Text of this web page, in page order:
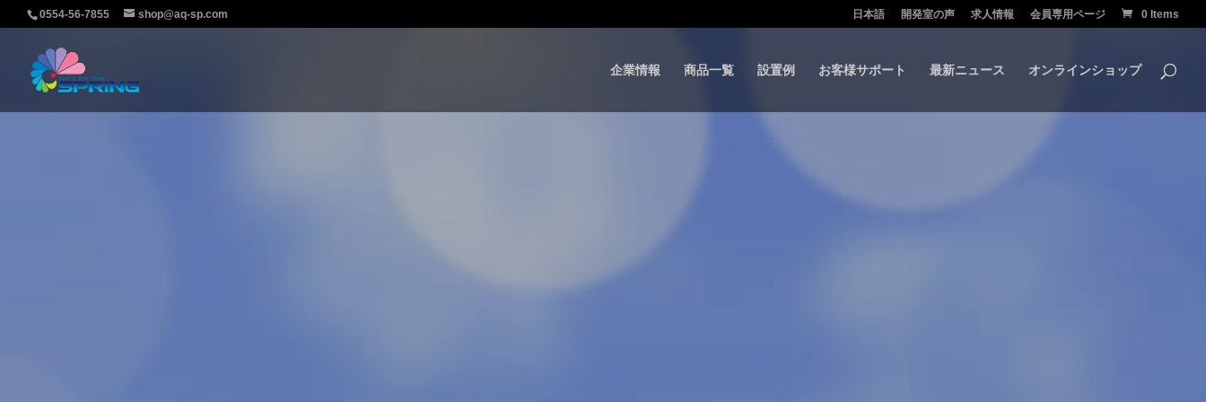
0554-56-7855 shop@aq-sp.com 日本語 開発室の声 求人情報 会員専用ページ 0 Items
企業情報 商品一覧 設置例 お客様サポート 最新ニュース オンラインショップ